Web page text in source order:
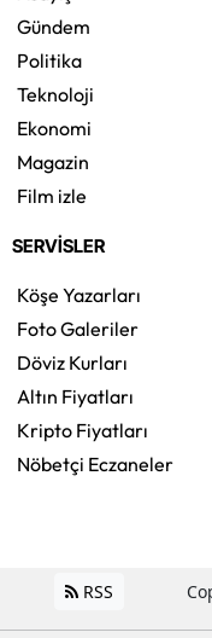
Gündem
Politika
Teknoloji
Ekonomi
Magazin
Film izle
SERVİSLER
Köşe Yazarları
Foto Galeriler
Döviz Kurları
Altın Fiyatları
Kripto Fiyatları
Nöbetçi Eczaneler
RSS